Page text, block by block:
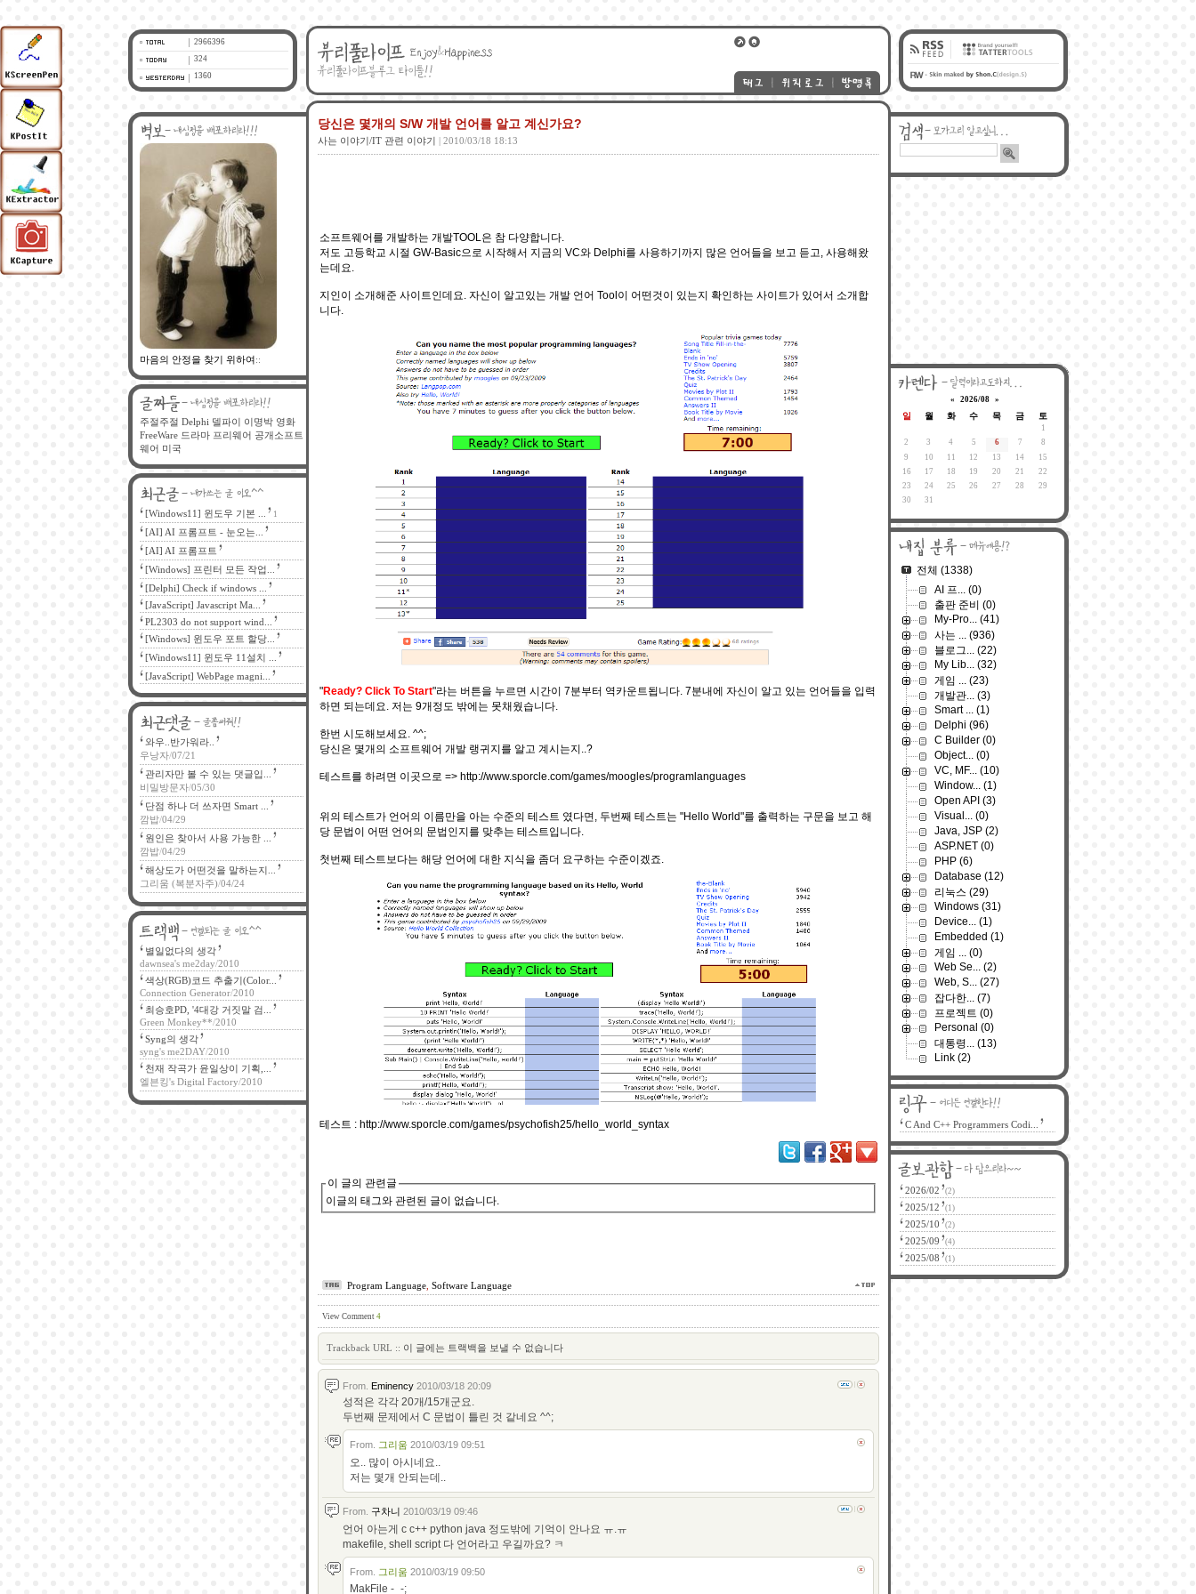
2966396
324
1360
마음의 안정을 찾기 위하여::
주절주절 Delphi 델파이 이명박 영화
FreeWare 드라마 프리웨어 공개소프트
웨어 미국
[Windows11] 윈도우 기본 ... 1
[AI] AI 프롬프트 - 눈오는...
[AI] AI 프롬프트
[Windows] 프린터 모든 작업...
[Delphi] Check if windows ...
[JavaScript] Javascript Ma...
PL2303 do not support wind...
[Windows] 윈도우 포트 할당...
[Windows11] 윈도우 11설치 ...
[JavaScript] WebPage magni...
와우..반가워라..
우낭자/07/21
관리자만 볼 수 있는 댓글입...
비밀방문자/05/30
단점 하나 더 쓰자면 Smart ...
깜밥/04/29
원인은 찾아서 사용 가능한 ...
깜밥/04/29
해상도가 어떤것을 말하는지...
그리움 (복분자주)/04/24
별일없다의 생각
dawnsea's me2day/2010
색상(RGB)코드 추출기(Color...
Connection Generator/2010
최승호PD, '4대강 거짓말 검...
Green Monkey**/2010
Syng의 생각
syng's me2DAY/2010
천재 작곡가 윤일상이 기획,...
엘븐킹's Digital Factory/2010
당신은 몇개의 S/W 개발 언어를 알고 계신가요?
사는 이야기/IT 관련 이야기 | 2010/03/18 18:13
소프트웨어를 개발하는 개발TOOL은 참 다양합니다.
저도 고등학교 시절 GW-Basic으로 시작해서 지금의 VC와 Delphi를 사용하기까지 많은 언어들을 보고 듣고, 사용해왔
는데요.
지인이 소개해준 사이트인데요. 자신이 알고있는 개발 언어 Tool이 어떤것이 있는지 확인하는 사이트가 있어서 소개합
니다.
"Ready? Click To Start"라는 버튼을 누르면 시간이 7분부터 역카운트됩니다. 7분내에 자신이 알고 있는 언어들을 입력
하면 되는데요. 저는 9개정도 밖에는 못채웠습니다.
한번 시도해보세요. ^^;
당신은 몇개의 소프트웨어 개발 랭귀지를 알고 계시는지..?
테스트를 하려면 이곳으로 => http://www.sporcle.com/games/moogles/programlanguages
위의 테스트가 언어의 이름만을 아는 수준의 테스트 였다면, 두번째 테스트는 "Hello World"를 출력하는 구문을 보고 해
당 문법이 어떤 언어의 문법인지를 맞추는 테스트입니다.
첫번째 테스트보다는 해당 언어에 대한 지식을 좀더 요구하는 수준이겠죠.
테스트 : http://www.sporcle.com/games/psychofish25/hello_world_syntax
이 글의 관련글
이글의 태그와 관련된 글이 없습니다.
Program Language, Software Language
View Comment 4
Trackback URL :: 이 글에는 트랙백을 보낼 수 없습니다
From. Eminency2010/03/18 20:09
성적은 각각 20개/15개군요.
두번째 문제에서 C 문법이 틀린 것 같네요 ^^;
From. 그리움2010/03/19 09:51
오.. 많이 아시네요..
저는 몇개 안되는데..
From. 구차니 2010/03/19 09:46
언어 아는게 c c++ python java 정도밖에 기억이 안나요 ㅠ.ㅠ
makefile, shell script 다 언어라고 우길까요? ㅋ
From. 그리움2010/03/19 09:50
MakFile -_-;
« 2026/08 »
일 월 화 수 목 금 토
1
2
3 4 5 6 7
8
9
10 11 12 13 14
15
16
17 18 19 20 21
22
23
24 25 26 27 28
29
30
31
전체 (1338)
AI 프... (0)
출판 준비 (0)
My-Pro... (41)
사는 ... (936)
블로그... (22)
My Lib... (32)
게임 ... (23)
개발관... (3)
Smart ... (1)
Delphi (96)
C Builder (0)
Object... (0)
VC, MF... (10)
Window... (1)
Open API (3)
Visual... (0)
Java, JSP (2)
ASP.NET (0)
PHP (6)
Database (12)
리눅스 (29)
Windows (31)
Device... (1)
Embedded (1)
게임 ... (0)
Web Se... (2)
Web, S... (27)
잡다한... (7)
프로젝트 (0)
Personal (0)
대통령... (13)
Link (2)
C And C++ Programmers Codi...
2026/02 (2)
2025/12 (1)
2025/10 (2)
2025/09 (4)
2025/08 (1)